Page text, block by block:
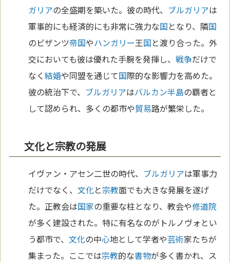
ガリアの全盛期を築いた。彼の時代、 ブルガリアは
軍事的にも経済的にも非常に強力な国となり、隣国
のビザンツ帝国やハンガリー王国と渡り合った。外
交においても彼は優れた手腕を発揮し、戦争だけで
なく結婚や同盟を通じて国際的な影響力を高めた。
彼の統治下で、 ブルガリアはバルカン半島の覇者と
して認められ、多くの都市や貿易路が繁栄した。
文化と宗教の発展
イヴァン・アセン二世の時代、 ブルガリアは軍事力
だけでなく、文化と宗教面でも大きな発展を遂げ
た。正教会は国家の重要な柱となり、教会や修道院
が多く建設された。特に有名なのがトルノヴォとい
う都市で、文化の中心地として学者や芸術家たちが
集まった。ここでは宗教的な書物が多く書かれ、ス